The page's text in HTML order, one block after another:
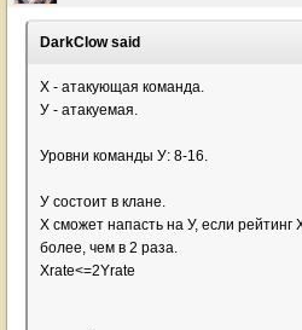
DarkClow said
Х - атакующая команда.
У - атакуемая.
Уровни команды У: 8-16.
У состоит в клане.
Х сможет напасть на У, если
более, чем в 2 раза.
Xrate<=2Yrate